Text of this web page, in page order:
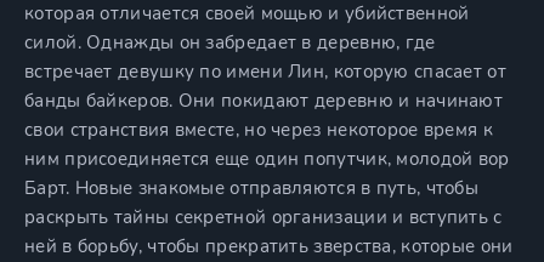
которая отличается своей мощью и убийственной
силой. Однажды он забредает в деревню, где
встречает девушку по имени Лин, которую спасает от
банды байкеров. Они покидают деревню и начинают
свои странствия вместе, но через некоторое время к
ним присоединяется еще один попутчик, молодой вор
Барт. Новые знакомые отправляются в путь, чтобы
раскрыть тайны секретной организации и вступить с
ней в борьбу, чтобы прекратить зверства, которые они